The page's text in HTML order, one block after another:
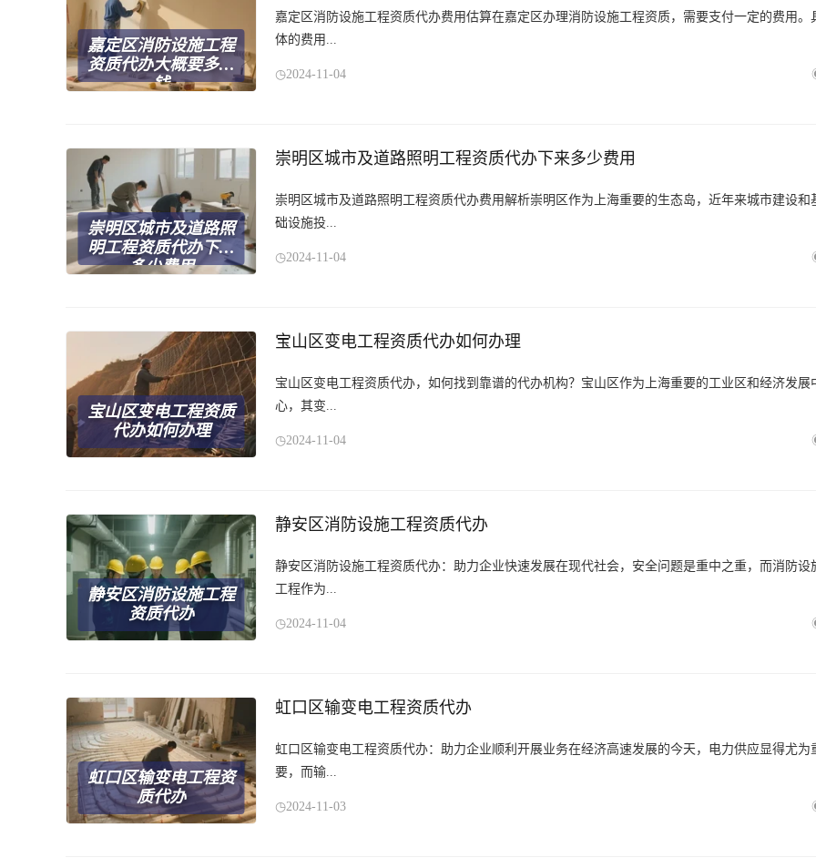
嘉定区消防设施工程
资质代办大概要多少
钱
嘉定区消防设施工程资质代办费用估算在嘉定区办理消防设施工程资质，需要支付一定的费用。
体的费用...
2024-11-04
崇明区城市及道路照
明工程资质代办下来
多少费用
崇明区城市及道路照明工程资质代办下来多少费用
崇明区城市及道路照明工程资质代办费用解析崇明区作为上海重要的生态岛，近年来城市建设和
础设施投...
2024-11-04
宝山区变电工程资质
代办如何办理
宝山区变电工程资质代办如何办理
宝山区变电工程资质代办，如何找到靠谱的代办机构？宝山区作为上海重要的工业区和经济发展
心，其变...
2024-11-04
静安区消防设施工程
资质代办
静安区消防设施工程资质代办
静安区消防设施工程资质代办：助力企业快速发展在现代社会，安全问题是重中之重，而消防设
工程作为...
2024-11-04
虹口区输变电工程资
质代办
虹口区输变电工程资质代办
虹口区输变电工程资质代办：助力企业顺利开展业务在经济高速发展的今天，电力供应显得尤为
要，而输...
2024-11-03